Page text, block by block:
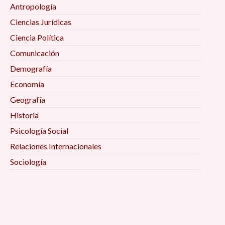
Antropología
Ciencias Jurídicas
Ciencia Política
Comunicación
Demografía
Economía
Geografía
Historia
Psicología Social
Relaciones Internacionales
Sociología